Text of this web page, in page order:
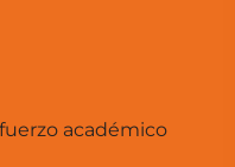
académico